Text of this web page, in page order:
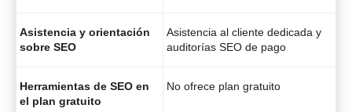
Asistencia y orientación
sobre SEO
Asistencia al cliente dedicada y
auditorías SEO de pago
Herramientas de SEO en
el plan gratuito
No ofrece plan gratuito